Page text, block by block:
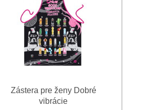
Zástera pre ženy Dobré
vibrácie